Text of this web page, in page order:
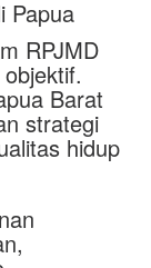
Papua
RPJMD
Barat
strategi
hidup